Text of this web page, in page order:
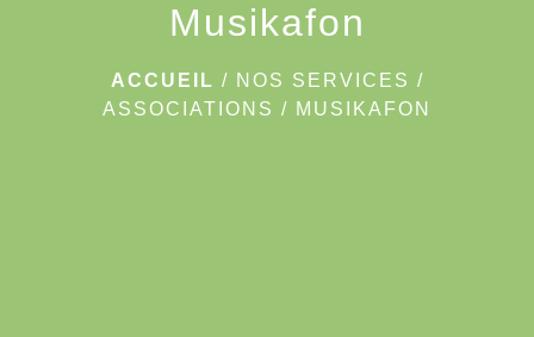
Musikafon
ACCUEIL / NOS SERVICES /
ASSOCIATIONS / MUSIKAFON